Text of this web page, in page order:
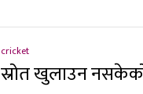
cricket
स्रोत खुलाउन